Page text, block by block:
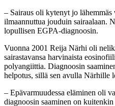
– Sairaus oli kytenyt jo
ilmaannuttua jouduin sairaalaan.
lopullisen EGPA-diagnoosin.
Vuonna 2001 Reija Närhi oli
sairastavansa harvinaista
polyangiittia. Diagnoosin
helpotus, sillä sen avulla Närhille
– Epävarmuudessa eläminen oli
diagnoosin saaminen on